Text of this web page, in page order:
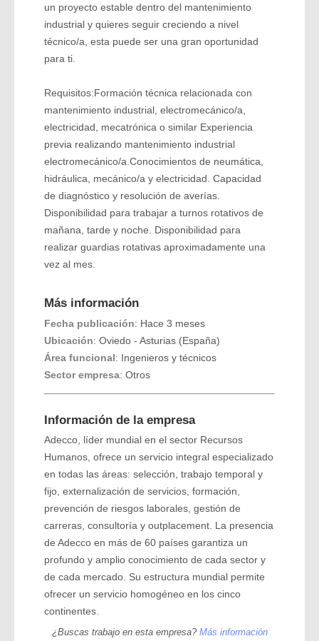
un proyecto estable dentro del mantenimiento
industrial y quieres seguir creciendo a nivel
técnico/a, esta puede ser una gran oportunidad
para ti.
Requisitos:Formación técnica relacionada con
mantenimiento industrial, electromecánico/a,
electricidad, mecatrónica o similar Experiencia
previa realizando mantenimiento industrial
electromecánico/a.Conocimientos de neumática,
hidráulica, mecánico/a y electricidad. Capacidad
de diagnóstico y resolución de averías.
Disponibilidad para trabajar a turnos rotativos de
mañana, tarde y noche. Disponibilidad para
realizar guardias rotativas aproximadamente una
vez al mes.
Más información
Fecha publicación: Hace 3 meses
Ubicación: Oviedo - Asturias (España)
Área funcional: Ingenieros y técnicos
Sector empresa: Otros
Información de la empresa
Adecco, líder mundial en el sector Recursos
Humanos, ofrece un servicio integral especializado
en todas las áreas: selección, trabajo temporal y
fijo, externalización de servicios, formación,
prevención de riesgos laborales, gestión de
carreras, consultoría y outplacement. La presencia
de Adecco en más de 60 países garantiza un
profundo y amplio conocimiento de cada sector y
de cada mercado. Su estructura mundial permite
ofrecer un servicio homogéneo en los cinco
continentes.
¿Buscas trabajo en esta empresa? Más información